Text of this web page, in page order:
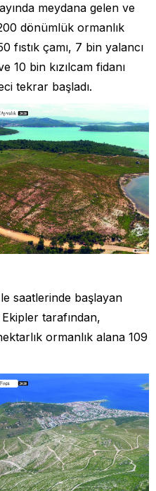
meydana gelen ve
dönümlük ormanlık
fıstık çamı, 7 bin yalancı
10 bin kızılcam fidanı
tekrar başladı.
saatlerinde başlayan
tarafından,
ormanlık alana 109